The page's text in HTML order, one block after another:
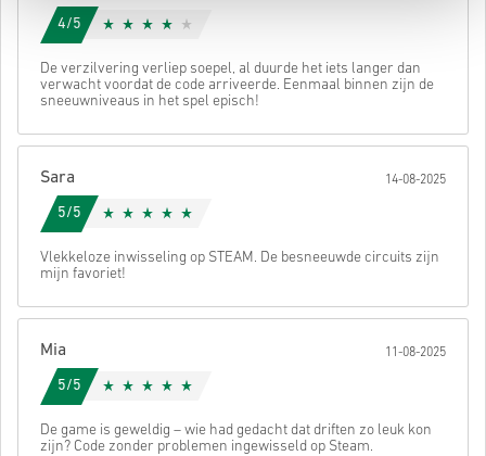
4/5
De verzilvering verliep soepel, al duurde het iets langer dan
verwacht voordat de code arriveerde. Eenmaal binnen zijn de
sneeuwniveaus in het spel episch!
Sara 14-08-2025
5/5
Vlekkeloze inwisseling op STEAM. De besneeuwde circuits zijn
mijn favoriet!
Mia 11-08-2025
5/5
De game is geweldig – wie had gedacht dat driften zo leuk kon
zijn? Code zonder problemen ingewisseld op Steam.